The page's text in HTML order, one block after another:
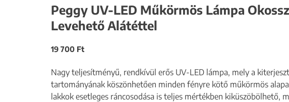
Peggy UV-LED Műkörmös Lámpa
Levehető Alátéttel
19 700 Ft
Nagy teljesítményű, rendkívül erős UV-LED lámpa, mely a
tartományának köszönhetően minden fényre kötő műkörmös
lakkok esetleges ráncosodása is teljes mértékben kiküszöbölhető,